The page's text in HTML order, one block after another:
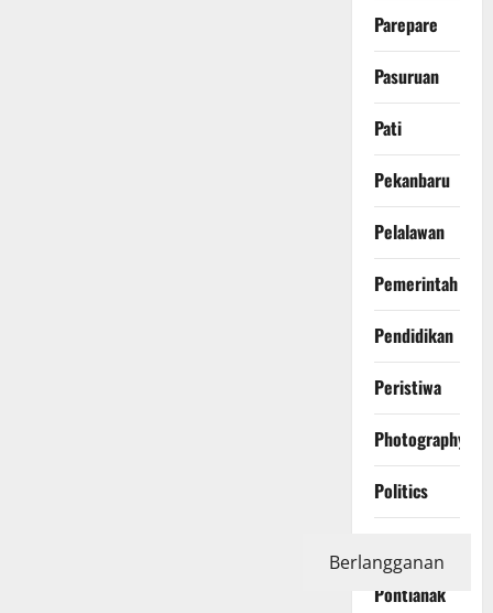
Parepare
Pasuruan
Pati
Pekanbaru
Pelalawan
Pemerintah
Pendidikan
Peristiwa
Photography
Politics
Pontianak
Berlangganan